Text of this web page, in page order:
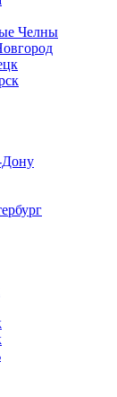
Челны
Дону